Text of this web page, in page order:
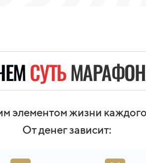
СУТЬ
элементом жизни
От денег зависит: